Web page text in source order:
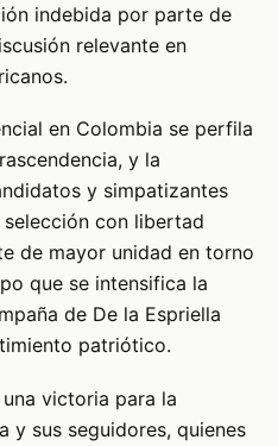
indebida por parte de
relevante en
en Colombia se perfila
y la
y simpatizantes
con libertad
de mayor unidad en torno
que se intensifica la
de De la Espriella
patriótico.
victoria para la
y sus seguidores, quienes